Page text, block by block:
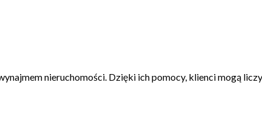
nieruchomości. Dzięki ich pomocy, klienci mogą